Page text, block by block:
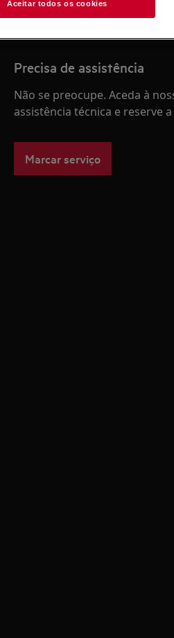
Precisa de assistência
Não se preocupe. Aceda à
assistência técnica e reserve
Marcar serviço
Aceitar todos os cookies